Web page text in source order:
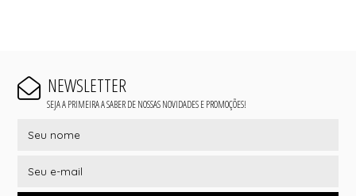
NEWSLETTER
SEJA A PRIMEIRA A SABER DE NOSSAS NOVIDADES E PROMOÇÕES!